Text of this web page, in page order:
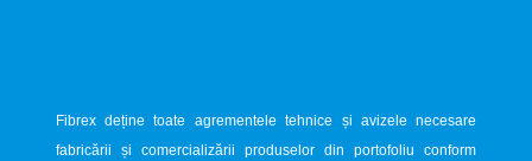
Fibrex deține toate agrementele tehnice și avizele necesare
fabricării și comercializării produselor din portofoliu conform